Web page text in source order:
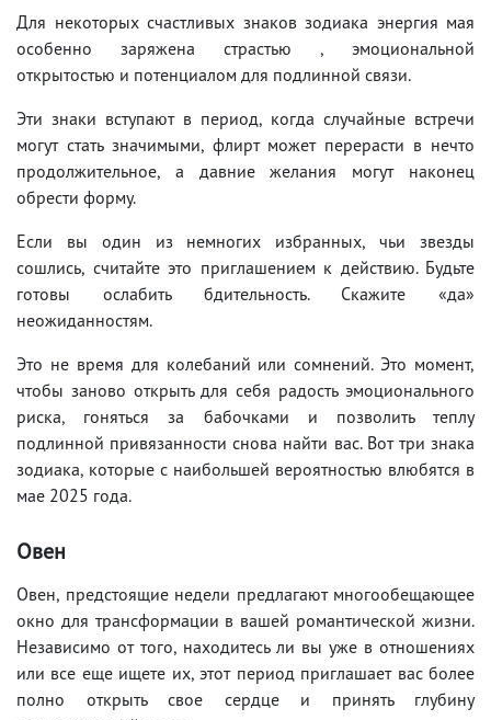
Для некоторых счастливых знаков зодиака энергия мая
особенно заряжена страстью , эмоциональной
открытостью и потенциалом для подлинной связи.
Эти знаки вступают в период, когда случайные встречи
могут стать значимыми, флирт может перерасти в нечто
продолжительное, а давние желания могут наконец
обрести форму.
Если вы один из немногих избранных, чьи звезды
сошлись, считайте это приглашением к действию. Будьте
готовы ослабить бдительность. Скажите «да»
неожиданностям.
Это не время для колебаний или сомнений. Это момент,
чтобы заново открыть для себя радость эмоционального
риска, гоняться за бабочками и позволить теплу
подлинной привязанности снова найти вас. Вот три знака
зодиака, которые с наибольшей вероятностью влюбятся в
мае 2025 года.
Овен
Овен, предстоящие недели предлагают многообещающее
окно для трансформации в вашей романтической жизни.
Независимо от того, находитесь ли вы уже в отношениях
или все еще ищете их, этот период приглашает вас более
полно открыть свое сердце и принять глубину